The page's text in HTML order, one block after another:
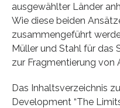
ausgewählter Länder
Wie diese beiden
zusammengeführt
Müller und Stahl für das
zur Fragmentierung von
Das Inhaltsverzeichnis
Development “The